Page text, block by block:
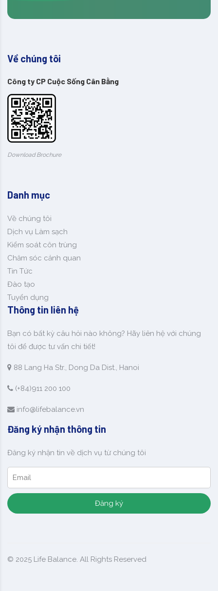
Về chúng tôi
Công ty CP Cuộc Sống Cân Bằng
Download Brochure
Danh mục
Về chúng tôi
Dịch vụ Làm sạch
Kiểm soát côn trùng
Chăm sóc cảnh quan
Tin Tức
Đào tạo
Tuyển dụng
Thông tin liên hệ
Bạn có bất kỳ câu hỏi nào không? Hãy liên hệ với chúng
tôi để được tư vấn chi tiết!
88 Lang Ha Str., Dong Da Dist., Hanoi
(+84)911 200 100
info@lifebalance.vn
Đăng ký nhận thông tin
Đăng ký nhận tin về dịch vụ từ chúng tôi
Đăng ký
© 2025 Life Balance. All Rights Reserved